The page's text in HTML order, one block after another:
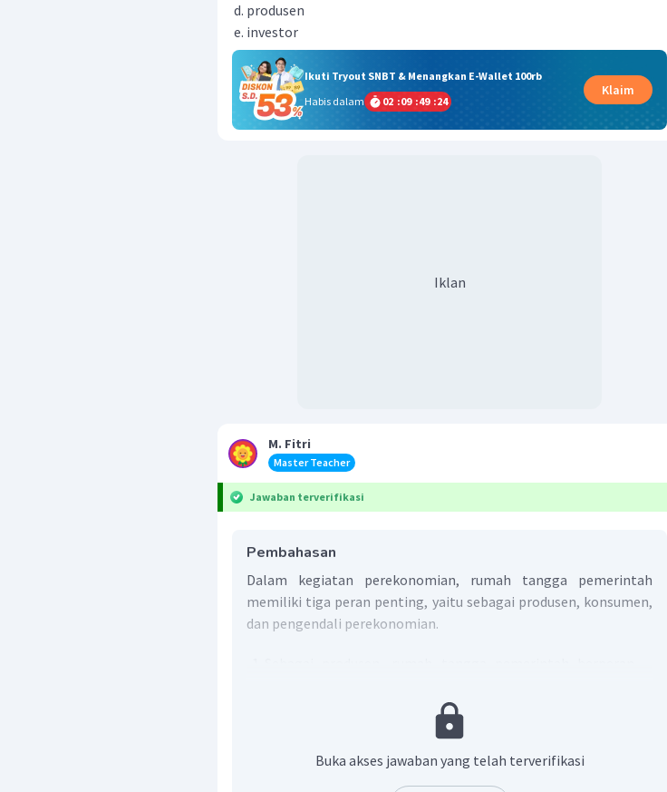
produsen
investor
Ikuti Tryout SNBT & Menangkan E-Wallet 100rb
Habis dalam
02 :09 :49 :23
Klaim
Iklan
M. Fitri
Master Teacher
Jawaban terverifikasi
Pembahasan
Dalam kegiatan perekonomian, rumah tangga pemerintah
memiliki tiga peran penting, yaitu sebagai produsen, konsumen,
dan pengendali perekonomian.
kepentingan publik. Produksi dilakukan oleh lembaga yang
dimiliki pemerintah, yaitu BUMN.
mengalokasikan dana untuk membeli faktor-faktor
Buka akses jawaban yang telah terverifikasi